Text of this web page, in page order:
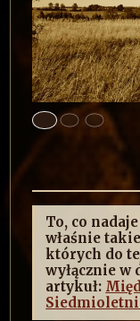
To, co
właśnie
których do
wyłącznie w
artykuł: